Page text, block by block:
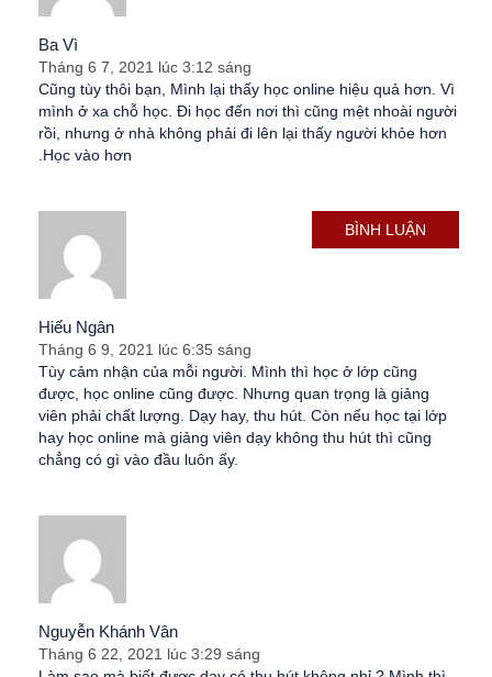
Ba Vì
Tháng 6 7, 2021 lúc 3:12 sáng
Cũng tùy thôi bạn, Mình lại thấy học online hiệu quả hơn. Vì
mình ở xa chỗ học. Đi học đến nơi thì cũng mệt nhoài người
rồi, nhưng ở nhà không phải đi lên lại thấy người khỏe hơn
.Học vào hơn
Hiếu Ngân
Tháng 6 9, 2021 lúc 6:35 sáng
Tùy cảm nhận của mỗi người. Mình thì học ở lớp cũng
được, học online cũng được. Nhưng quan trọng là giảng
viên phải chất lượng. Dạy hay, thu hút. Còn nếu học tại lớp
hay học online mà giảng viên dạy không thu hút thì cũng
chẳng có gì vào đầu luôn ấy.
BÌNH LUẬN
Nguyễn Khánh Vân
Tháng 6 22, 2021 lúc 3:29 sáng